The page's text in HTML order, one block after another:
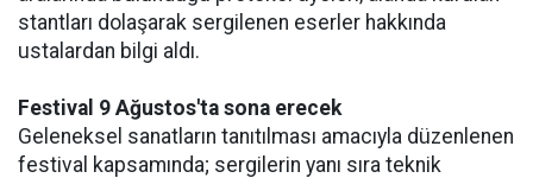
stantları dolaşarak sergilenen eserler hakkında
ustalardan bilgi aldı.
Festival 9 Ağustos'ta sona erecek
Geleneksel sanatların tanıtılması amacıyla düzenlenen
festival kapsamında; sergilerin yanı sıra teknik